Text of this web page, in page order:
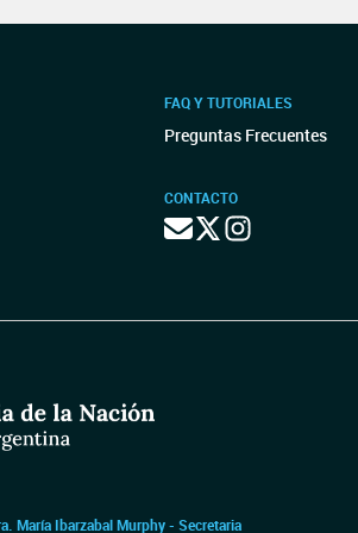
FAQ Y TUTORIALES
Preguntas Frecuentes
CONTACTO
María Ibarzabal Murphy - Secretaria